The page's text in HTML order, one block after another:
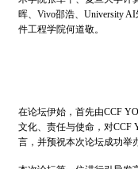
晖、Vivo邵浩、University
件工程学院何道敬。
在论坛伊始，首先由CCF
文化、责任与使命，对CCF
言，并预祝本次论坛成功举